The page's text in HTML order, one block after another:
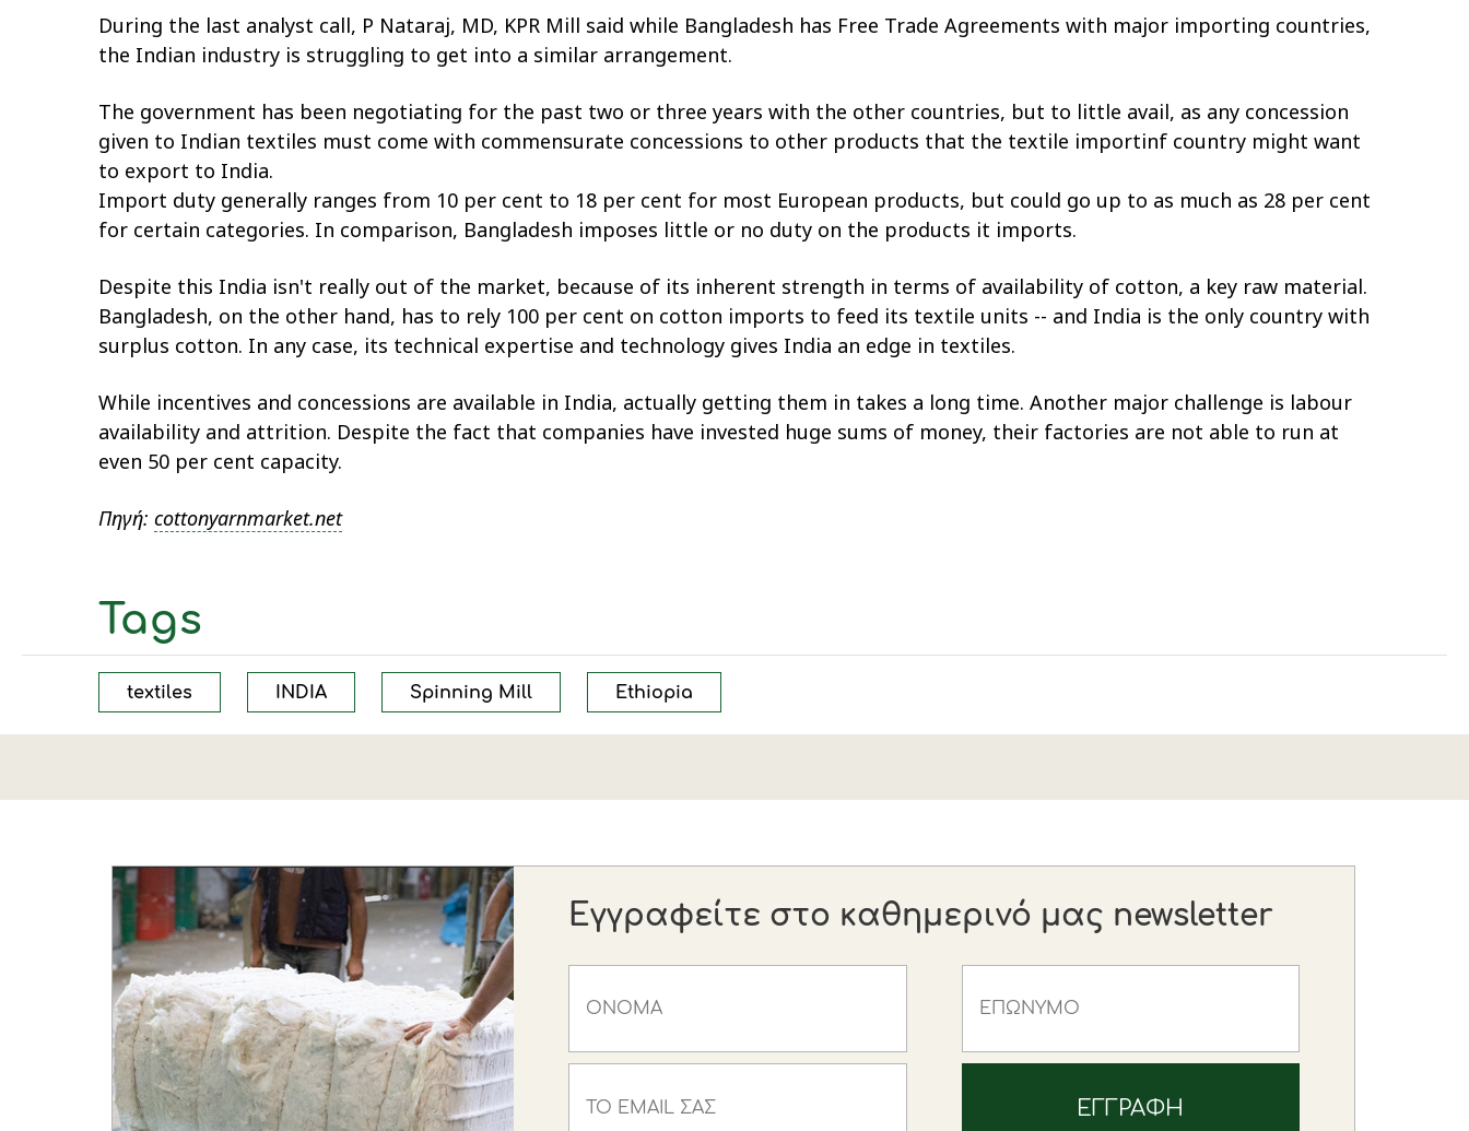
During the last analyst call, P Nataraj, MD, KPR Mill said while Bangladesh has Free Trade Agreements with major importing countries,
the Indian industry is struggling to get into a similar arrangement.
The government has been negotiating for the past two or three years with the other countries, but to little avail, as any concession
given to Indian textiles must come with commensurate concessions to other products that the textile importinf country might want
to export to India.
Import duty generally ranges from 10 per cent to 18 per cent for most European products, but could go up to as much as 28 per cent
for certain categories. In comparison, Bangladesh imposes little or no duty on the products it imports.
Despite this India isn't really out of the market, because of its inherent strength in terms of availability of cotton, a key raw material.
Bangladesh, on the other hand, has to rely 100 per cent on cotton imports to feed its textile units -- and India is the only country with
surplus cotton. In any case, its technical expertise and technology gives India an edge in textiles.
While incentives and concessions are available in India, actually getting them in takes a long time. Another major challenge is labour
availability and attrition. Despite the fact that companies have invested huge sums of money, their factories are not able to run at
even 50 per cent capacity.
Πηγή: cottonyarnmarket.net
Tags
textiles INDIA Spinning Mill Ethiopia
Εγγραφείτε στο καθημερινό μας newsletter